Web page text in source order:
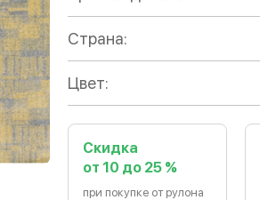
Страна:
Цвет:
Скидка
от 10 до 25 %
при покупке от рулона